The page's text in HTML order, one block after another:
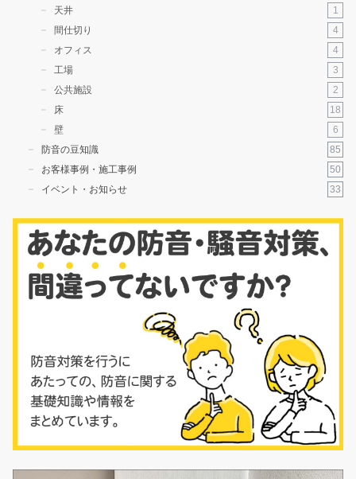
天井
1
間仕切り
4
オフィス
4
工場
3
公共施設
2
床
18
壁
6
防音の豆知識
85
お客様事例・施工事例
50
イベント・お知らせ
33